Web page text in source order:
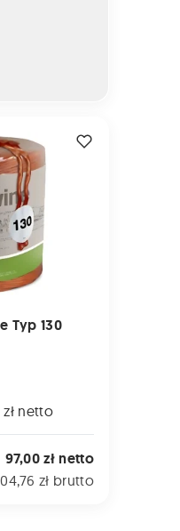
Typ 130
netto
97,00 zł netto
zł brutto